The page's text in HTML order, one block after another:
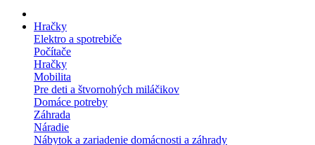
Hračky
Elektro a spotrebiče
Počítače
Hračky
Mobilita
Pre deti a štvornohých miláčikov
Domáce potreby
Záhrada
Náradie
Nábytok a zariadenie domácnosti a záhrady